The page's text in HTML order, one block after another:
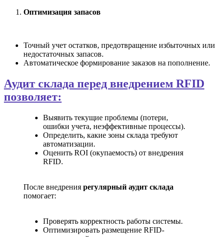
Оптимизация запасов
Точный учет остатков, предотвращение избыточных или
недостаточных запасов.
Автоматическое формирование заказов на пополнение.
Аудит склада перед внедрением RFID
позволяет:
Выявить текущие проблемы (потери,
ошибки учета, неэффективные процессы).
Определить, какие зоны склада требуют
автоматизации.
Оценить ROI (окупаемость) от внедрения
RFID.
После внедрения регулярный аудит склада
помогает:
Проверять корректность работы системы.
Оптимизировать размещение RFID-